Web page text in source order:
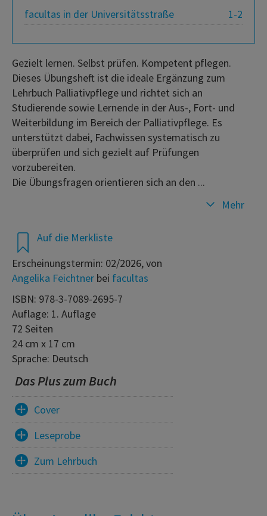
1-2
facultas in der Universitätsstraße
Auf die Merkliste
Erscheinungstermin: 02/2026, von
Angelika Feichtner bei facultas
ISBN: 978-3-7089-2695-7
Auflage: 1. Auflage
72 Seiten
24 cm x 17 cm
Sprache: Deutsch
Das Plus zum Buch
Cover
Leseprobe
Zum Lehrbuch
Gezielt lernen. Selbst prüfen. Kompetent pflegen.
Dieses Übungsheft ist die ideale Ergänzung zum
Lehrbuch Palliativpflege und richtet sich an
Studierende sowie Lernende in der Aus-, Fort- und
Weiterbildung im Bereich der Palliativpflege. Es
unterstützt dabei, Fachwissen systematisch zu
überprüfen und sich gezielt auf Prüfungen
vorzubereiten.
Die Übungsfragen orientieren sich an den ...
Mehr